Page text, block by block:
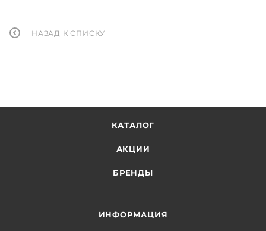
НАЗАД К СПИСКУ
КАТАЛОГ
АКЦИИ
БРЕНДЫ
ИНФОРМАЦИЯ